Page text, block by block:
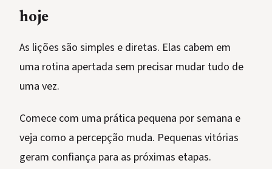
hoje
As lições são simples e diretas. Elas cabem em
uma rotina apertada sem precisar mudar tudo de
uma vez.
Comece com uma prática pequena por semana e
veja como a percepção muda. Pequenas vitórias
geram confiança para as próximas etapas.